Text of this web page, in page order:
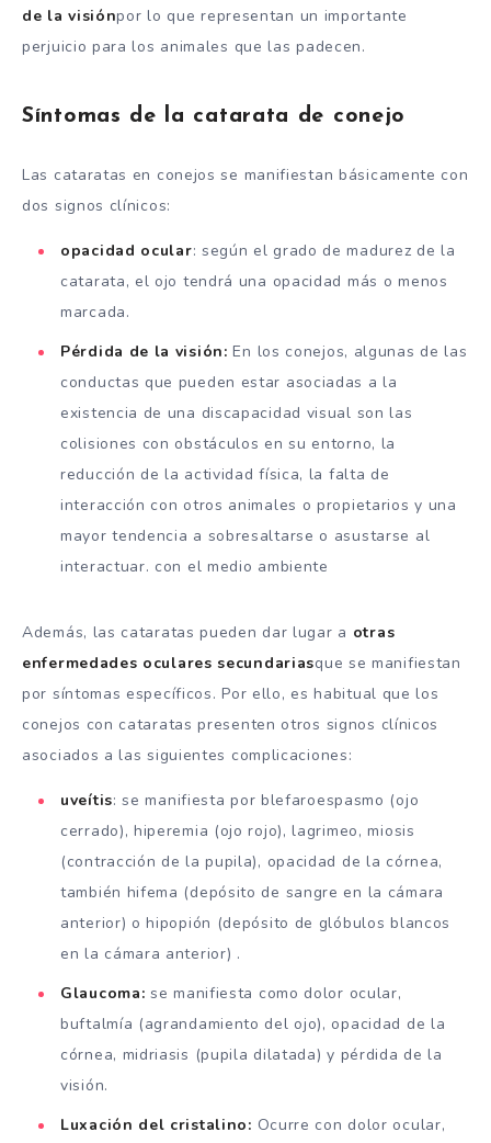
de la visiónpor lo que representan un importante
perjuicio para los animales que las padecen.
Síntomas de la catarata de conejo
Las cataratas en conejos se manifiestan básicamente con
dos signos clínicos:
opacidad ocular: según el grado de madurez de la
catarata, el ojo tendrá una opacidad más o menos
marcada.
Pérdida de la visión: En los conejos, algunas de las
conductas que pueden estar asociadas a la
existencia de una discapacidad visual son las
colisiones con obstáculos en su entorno, la
reducción de la actividad física, la falta de
interacción con otros animales o propietarios y una
mayor tendencia a sobresaltarse o asustarse al
interactuar. con el medio ambiente
Además, las cataratas pueden dar lugar a otras
enfermedades oculares secundariasque se manifiestan
por síntomas específicos. Por ello, es habitual que los
conejos con cataratas presenten otros signos clínicos
asociados a las siguientes complicaciones:
uveítis: se manifiesta por blefaroespasmo (ojo
cerrado), hiperemia (ojo rojo), lagrimeo, miosis
(contracción de la pupila), opacidad de la córnea,
también hifema (depósito de sangre en la cámara
anterior) o hipopión (depósito de glóbulos blancos
en la cámara anterior) .
Glaucoma: se manifiesta como dolor ocular,
buftalmía (agrandamiento del ojo), opacidad de la
córnea, midriasis (pupila dilatada) y pérdida de la
visión.
Luxación del cristalino: Ocurre con dolor ocular,